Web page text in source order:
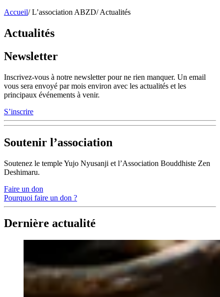
Accueil/ L’association ABZD/ Actualités
Actualités
Newsletter
Inscrivez-vous à notre newsletter pour ne rien manquer. Un email
vous sera envoyé par mois environ avec les actualités et les
principaux événements à venir.
S’inscrire
Soutenir l’association
Soutenez le temple Yujo Nyusanji et l’Association Bouddhiste Zen
Deshimaru.
Faire un don
Pourquoi faire un don ?
Dernière actualité